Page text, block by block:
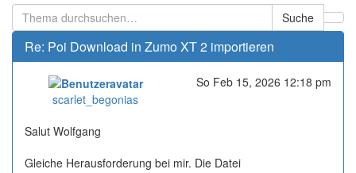
Suche
Re: Poi Download in Zumo XT 2 importieren
scarlet_begoniasOnline
So Feb 15, 2026 12:18 pm
Salut Wolfgang
Gleiche Herausforderung bei mir. Die Datei